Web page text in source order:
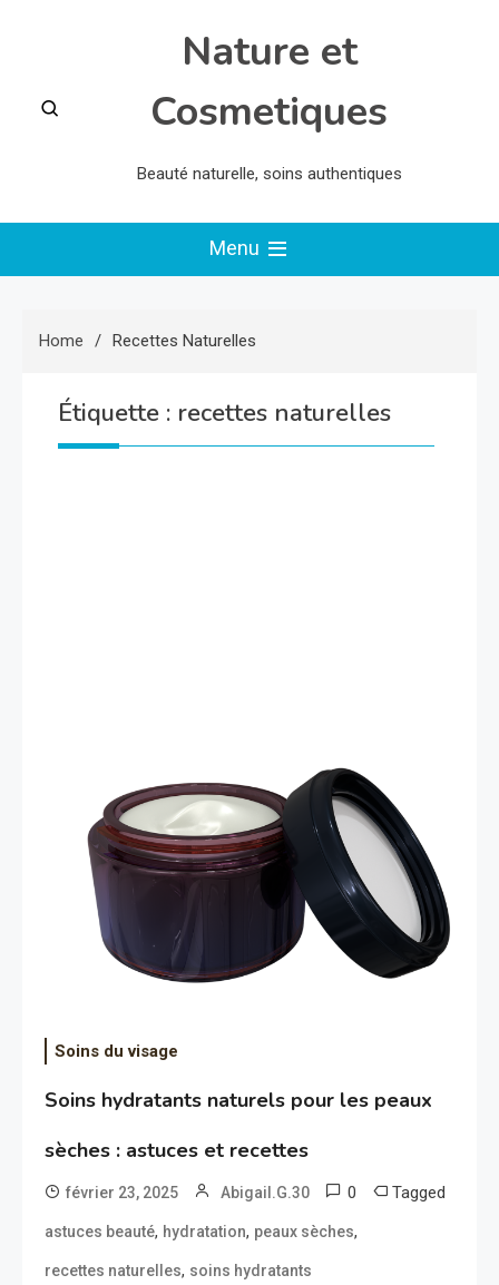
Nature et
Cosmetiques
Beauté naturelle, soins authentiques
Menu
Home Recettes Naturelles
Étiquette : recettes naturelles
Soins du visage
Soins hydratants naturels pour les peaux
sèches : astuces et recettes
février 23, 2025 Abigail.G.30 0 Tagged
astuces beauté, hydratation, peaux sèches,
recettes naturelles, soins hydratants